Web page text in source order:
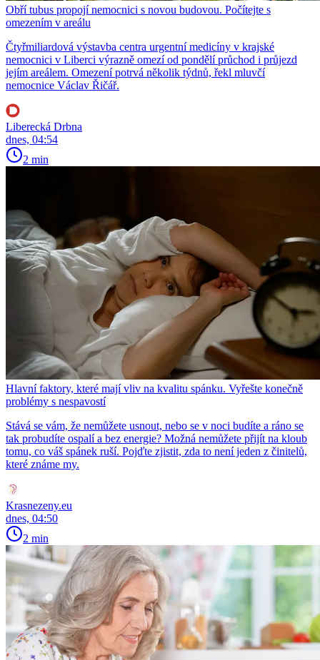
Obří tubus propojí nemocnici s novou budovou. Počítejte s
omezením v areálu
Čtyřmiliardová výstavba centra urgentní medicíny v krajské
nemocnici v Liberci výrazně omezí od pondělí průchod i průjezd
jejím areálem. Omezení potrvá několik týdnů, řekl mluvčí
nemocnice Václav Řičář.
Liberecká Drbna
dnes, 04:54
2 min
Hlavní faktory, které mají vliv na kvalitu spánku. Vyřešte konečně
problémy s nespavostí
Stává se vám, že nemůžete usnout, nebo se v noci budíte a ráno se
tak probudíte ospalí a bez energie? Možná nemůžete přijít na kloub
tomu, co váš spánek ruší. Pojďte zjistit, zda to není jeden z činitelů,
které známe my.
Krasnezeny.eu
dnes, 04:50
2 min